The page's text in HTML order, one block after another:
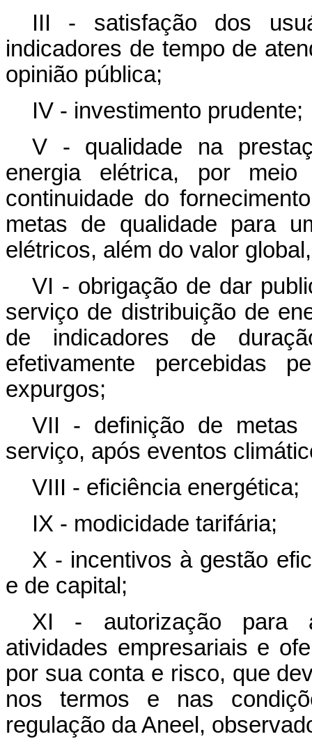
III - satisfação dos
indicadores de tempo de
opinião pública;
IV - investimento prudente;
V - qualidade na
energia elétrica, por
continuidade do
metas de qualidade para
elétricos, além do valor
VI - obrigação de dar
serviço de distribuição de
de indicadores de
efetivamente percebidas
expurgos;
VII - definição de metas
serviço, após eventos
VIII - eficiência energética;
IX - modicidade tarifária;
X - incentivos à gestão
e de capital;
XI - autorização para
atividades empresariais e
por sua conta e risco, que
nos termos e nas
regulação da Aneel,